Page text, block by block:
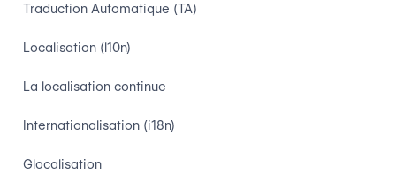
Traduction Automatique (TA)
Localisation (l10n)
La localisation continue
Internationalisation (i18n)
Glocalisation